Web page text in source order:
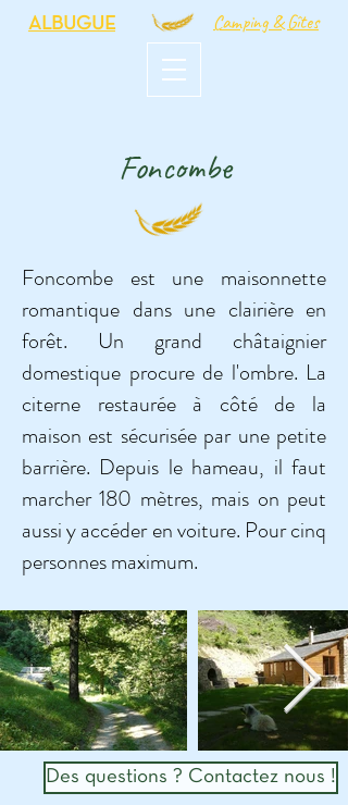
ALBUGUE Camping & Gîtes
Foncombe
Foncombe est une maisonnette
romantique dans une clairière en
forêt. Un grand châtaignier
domestique procure de l'ombre. La
citerne restaurée à côté de la
maison est sécurisée par une petite
barrière. Depuis le hameau, il faut
marcher 180 mètres, mais on peut
aussi y accéder en voiture. Pour cinq
personnes maximum.
Des questions ? Contactez nous !